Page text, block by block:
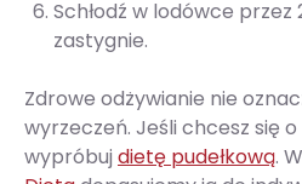
Schłodź w lodówce
zastygnie.
Zdrowe odżywianie nie
wyrzeczeń. Jeśli chcesz się
wypróbuj dietę pudełkową.